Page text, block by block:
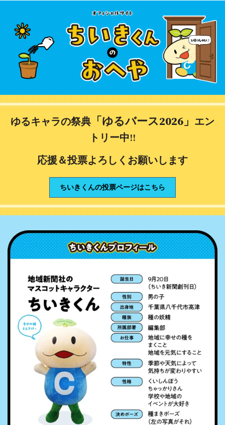
ゆるキャラの祭典 「ゆるバース2026」 エン
トリー中‼
応援＆投票よろしくお願いします
ちいきくんの投票ページはこちら